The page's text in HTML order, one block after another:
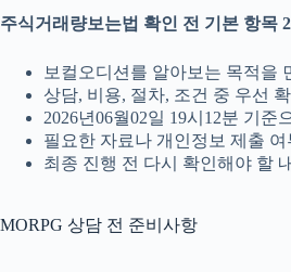
주식거래량보는법 확인 전 기본 항목
보컬오디션를 알아보는 목적을
상담, 비용, 절차, 조건 중 우선
2026년06월02일 19시12분 기준
필요한 자료나 개인정보 제출 여
최종 진행 전 다시 확인해야 할
MORPG 상담 전 준비사항